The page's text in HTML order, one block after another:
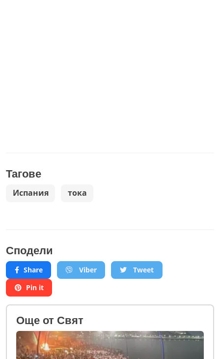
Тагове
Испания тока
Сподели
Share Viber
Tweet
Pin it
Oще от Свят